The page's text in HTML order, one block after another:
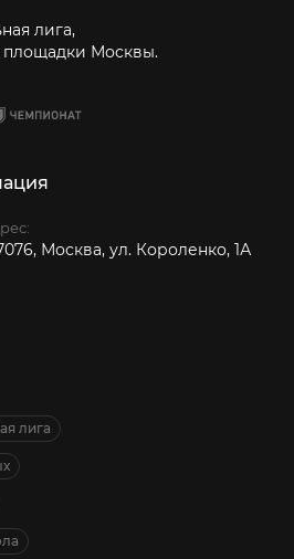
лига,
Москвы.
Москва, ул. Короленко, 1А
лига